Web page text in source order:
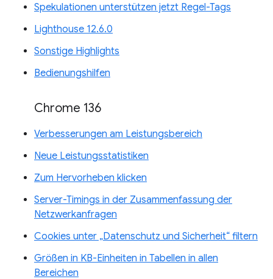
Spekulationen unterstützen jetzt Regel-Tags
Lighthouse 12.6.0
Sonstige Highlights
Bedienungshilfen
Chrome 136
Verbesserungen am Leistungsbereich
Neue Leistungsstatistiken
Zum Hervorheben klicken
Server-Timings in der Zusammenfassung der
Netzwerkanfragen
Cookies unter „Datenschutz und Sicherheit“ filtern
Größen in KB-Einheiten in Tabellen in allen
Bereichen